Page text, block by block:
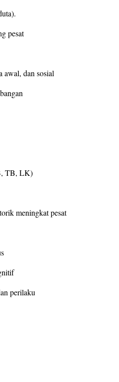
pesat
awal, dan sosial
TB, LK)
meningkat pesat
perilaku